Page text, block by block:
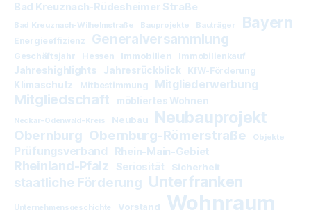
Bad Kreuznach-Rüdesheimer Straße
Bad Kreuznach-Wilhelmstraße Bauprojekte Bauträger Bayern
Energieeffizienz Generalversammlung
Geschäftsjahr Hessen Immobilien Immobilienkauf
Jahreshighlights Jahresrückblick KfW-Förderung
Klimaschutz Mitbestimmung Mitgliederwerbung
Mitgliedschaft möbliertes Wohnen
Neckar-Odenwald-Kreis Neubau Neubauprojekt
Obernburg Obernburg-Römerstraße Objekte
Prüfungsverband Rhein-Main-Gebiet
Rheinland-Pfalz Seriosität Sicherheit
staatliche Förderung Unterfranken
Unternehmensgeschichte Vorstand Wohnraum